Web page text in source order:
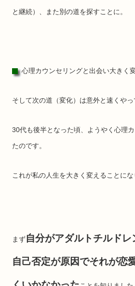
と継続）、また別の道を探すことに。
心理カウンセリングと出会い大きく
そして次の道（変化）は意外と速くやっ
30代も後半となった頃、ようやく心理
たのです。
これが私の人生を大きく変えることにな
まず自分がアダルトチルドレ
自己否定が原因でそれが恋